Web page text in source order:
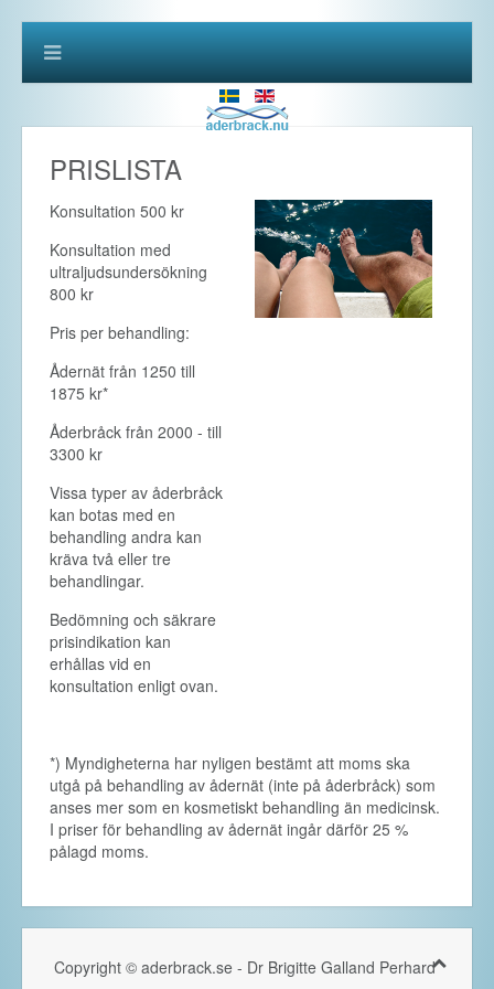
PRISLISTA
Konsultation 500 kr
Konsultation med
ultraljudsundersökning
800 kr
Pris per behandling:
Ådernät från 1250 till
1875 kr*
Åderbråck från 2000 - till
3300 kr
Vissa typer av åderbråck
kan botas med en
behandling andra kan
kräva två eller tre
behandlingar.
Bedömning och säkrare
prisindikation kan
erhållas vid en
konsultation enligt ovan.
*) Myndigheterna har nyligen bestämt att moms ska
utgå på behandling av ådernät (inte på åderbråck) som
anses mer som en kosmetiskt behandling än medicinsk.
I priser för behandling av ådernät ingår därför 25 %
pålagd moms.
Copyright © aderbrack.se - Dr Brigitte Galland Perhard